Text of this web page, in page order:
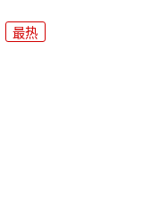
最热